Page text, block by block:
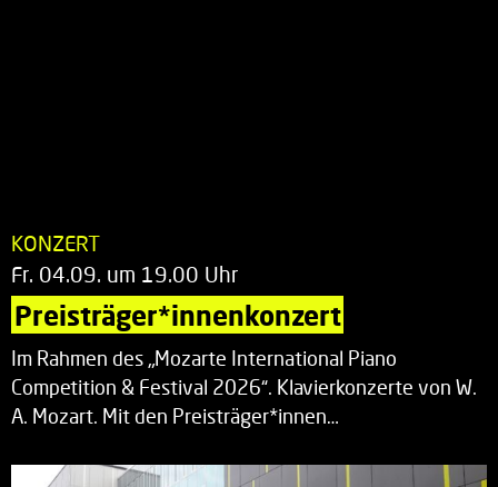
KONZERT
Fr. 04.09. um 19.00 Uhr
Preisträger*innenkonzert
Im Rahmen des „Mozarte International Piano
Competition & Festival 2026“. Klavierkonzerte von W.
A. Mozart. Mit den Preisträger*innen…